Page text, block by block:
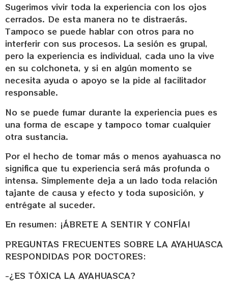
Sugerimos vivir toda la experiencia con los ojos
cerrados. De esta manera no te distraerás.
Tampoco se puede hablar con otros para no
interferir con sus procesos. La sesión es grupal,
pero la experiencia es individual, cada uno la vive
en su colchoneta, y si en algún momento se
necesita ayuda o apoyo se la pide al facilitador
responsable.
No se puede fumar durante la experiencia pues es
una forma de escape y tampoco tomar cualquier
otra sustancia.
Por el hecho de tomar más o menos ayahuasca no
significa que tu experiencia será más profunda o
intensa. Simplemente deja a un lado toda relación
tajante de causa y efecto y toda suposición, y
entrégate al suceder.
En resumen: ¡ÁBRETE A SENTIR Y CONFÍA!
PREGUNTAS FRECUENTES SOBRE LA AYAHUASCA
RESPONDIDAS POR DOCTORES:
-¿ES TÓXICA LA AYAHUASCA?